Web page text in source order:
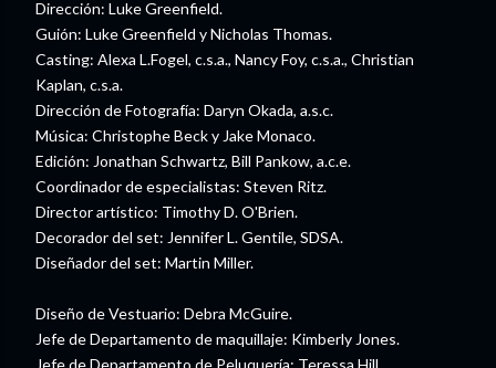
Dirección: Luke Greenfield.
Guión: Luke Greenfield y Nicholas Thomas.
Casting: Alexa L.Fogel, c.s.a., Nancy Foy, c.s.a., Christian
Kaplan, c.s.a.
Dirección de Fotografía: Daryn Okada, a.s.c.
Música: Christophe Beck y Jake Monaco.
Edición: Jonathan Schwartz, Bill Pankow, a.c.e.
Coordinador de especialistas: Steven Ritz.
Director artístico: Timothy D. O'Brien.
Decorador del set: Jennifer L. Gentile, SDSA.
Diseñador del set: Martin Miller.
Diseño de Vestuario: Debra McGuire.
Jefe de Departamento de maquillaje: Kimberly Jones.
Jefe de Departamento de Peluquería: Teressa Hill.